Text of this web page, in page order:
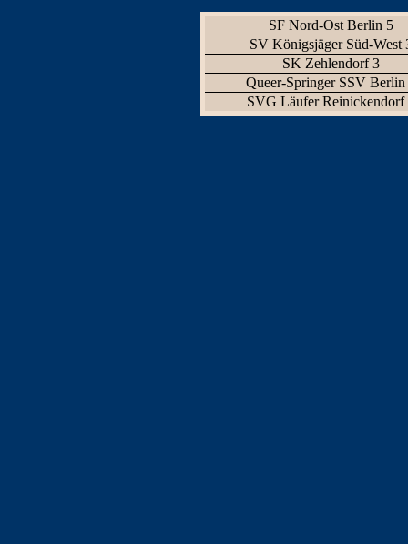
SF Nord-Ost Berlin 5
SV Königsjäger Süd-West
SK Zehlendorf 3
Queer-Springer SSV Berlin
SVG Läufer Reinickendorf